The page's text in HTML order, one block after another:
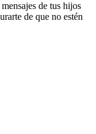
de tus hijos
de que no estén